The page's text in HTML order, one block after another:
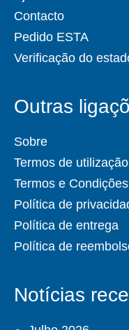
Contacto
Pedido ESTA
Verificação do
Outras
Sobre
Termos de utilização
Termos e
Política de
Política de entrega
Política de
Notícias